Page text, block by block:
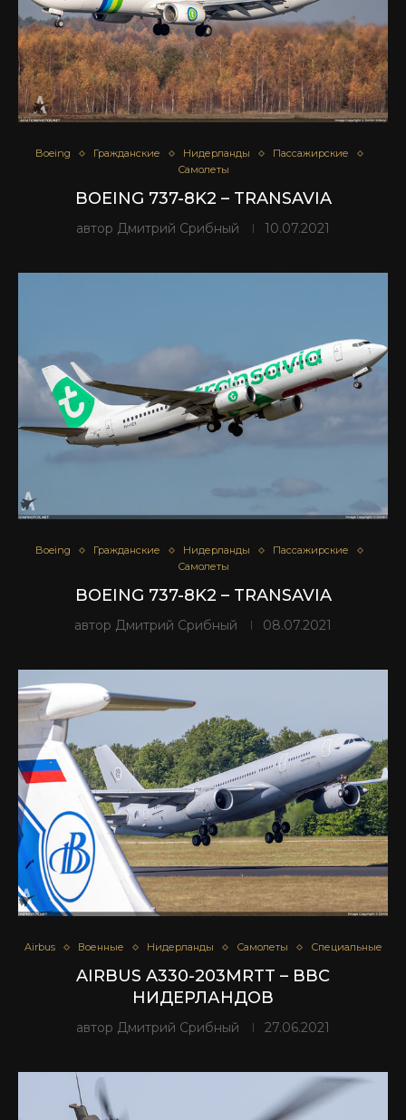
Boeing Гражданские Нидерланды
Пассажирские
Самолеты
BOEING 737-8K2 – TRANSAVIA
автор Дмитрий Срибный 10.07.2021
Boeing Гражданские Нидерланды
Пассажирские
Самолеты
BOEING 737-8K2 – TRANSAVIA
автор Дмитрий Срибный 08.07.2021
Airbus Военные Нидерланды Самолеты Специальные
AIRBUS A330-203MRTT – ВВС
НИДЕРЛАНДОВ
автор Дмитрий Срибный 27.06.2021